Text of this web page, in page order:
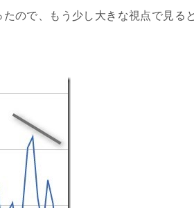
ので、もう少し大きな視点で見る